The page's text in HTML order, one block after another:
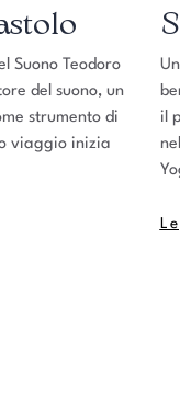
Teodoro
del suono, un
strumento di
inizia
Un
il
nel